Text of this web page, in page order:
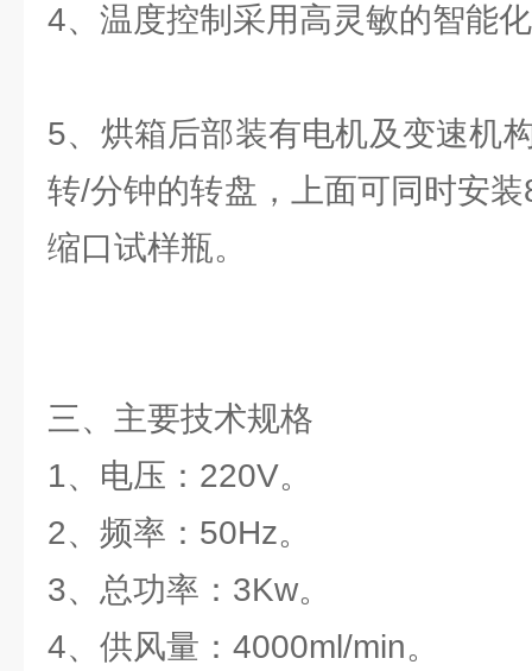
4、温度控制采用高灵敏的智能
5、烘箱后部装有电机及变速机
转/分钟的转盘，上面可同时安
缩口试样瓶。
三、主要技术规格
1、电压：220V。
2、频率：50Hz。
3、总功率：3Kw。
4、供风量：4000ml/min。